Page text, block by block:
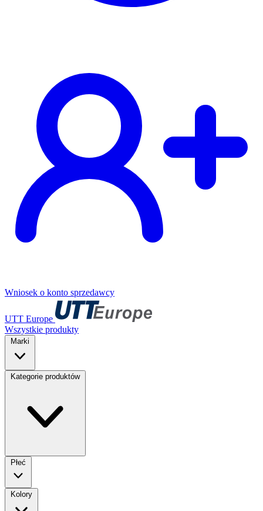
Wniosek o konto sprzedawcy
UTT Europe
Wszystkie produkty
Marki
Kategorie produktów
Płeć
Kolory